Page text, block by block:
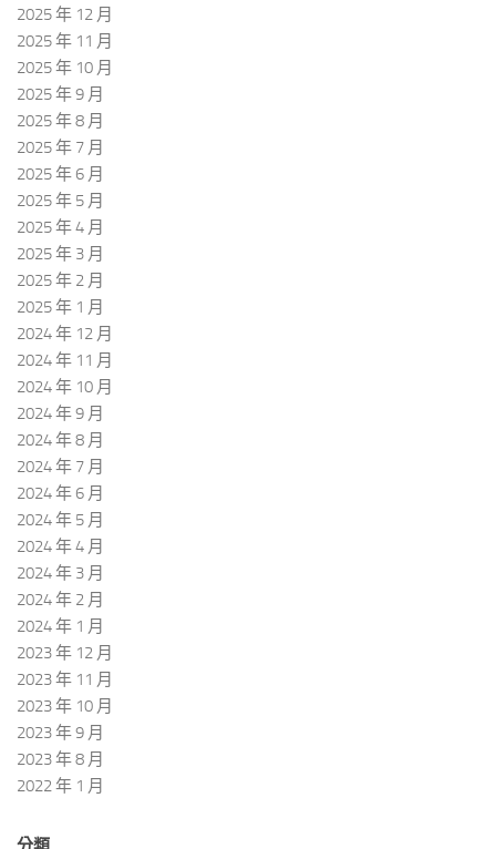
2025 年 12 月
2025 年 11 月
2025 年 10 月
2025 年 9 月
2025 年 8 月
2025 年 7 月
2025 年 6 月
2025 年 5 月
2025 年 4 月
2025 年 3 月
2025 年 2 月
2025 年 1 月
2024 年 12 月
2024 年 11 月
2024 年 10 月
2024 年 9 月
2024 年 8 月
2024 年 7 月
2024 年 6 月
2024 年 5 月
2024 年 4 月
2024 年 3 月
2024 年 2 月
2024 年 1 月
2023 年 12 月
2023 年 11 月
2023 年 10 月
2023 年 9 月
2023 年 8 月
2022 年 1 月